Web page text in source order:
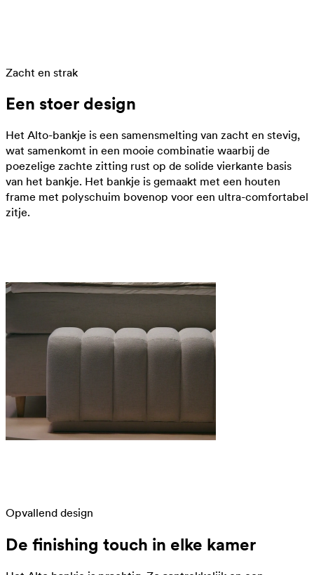
Zacht en strak
Een stoer design
Het Alto-bankje is een samensmelting van zacht en stevig,
wat samenkomt in een mooie combinatie waarbij de
poezelige zachte zitting rust op de solide vierkante basis
van het bankje. Het bankje is gemaakt met een houten
frame met polyschuim bovenop voor een ultra-comfortabel
zitje.
Opvallend design
De finishing touch in elke kamer